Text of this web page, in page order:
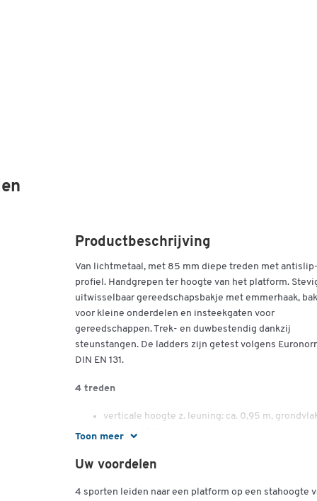
Toon meer
Productbeschrijving
Van lichtmetaal, met 85 mm diepe treden met
profiel. Handgrepen ter hoogte van het platform.
uitwisselbaar gereedschapsbakje met emmerhaak,
voor kleine onderdelen en insteekgaten voor
gereedschappen. Trek- en duwbestendig dankzij
steunstangen. De ladders zijn getest volgens
DIN EN 131.
4 treden
verticale hoogte z. leuning: ca. 0,95 m,
b 0,65 x l 1 m
Uw voordelen
4 sporten leiden naar een platform op een stahoogte